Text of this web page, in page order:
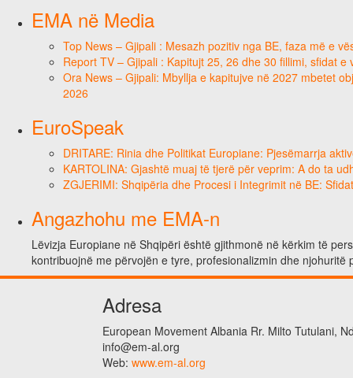
EMA në Media
Top News – Gjipali : Mesazh pozitiv nga BE, faza më e
Report TV – Gjipali : Kapitujt 25, 26 dhe 30 fillimi, sfidat
Ora News – Gjipali: Mbyllja e kapitujve në 2027 mbetet
2026
EuroSpeak
DRITARE: Rinia dhe Politikat Europiane: Pjesëmarrja
KARTOLINA: Gjashtë muaj të tjerë për veprim: A do ta
ZGJERIMI: Shqipëria dhe Procesi i Integrimit në BE:
Angazhohu me EMA-n
Lëvizja Europiane në Shqipëri është gjithmonë në kërkim të
kontribuojnë me përvojën e tyre, profesionalizmin dhe
Adresa
European Movement Albania Rr. Milto Tutulani,
info@em-al.org
Web: www.em-al.org